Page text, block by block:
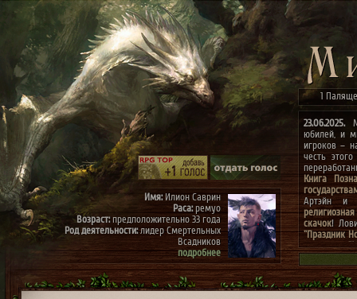
1
23.06.2025.
юбилей, и
игроков –
честь
Книга
Артэйн и
скачок!
"Праздник
конкурсах
архиве"(до
к
Имя:Илион Саврин
Раса:ремуо
Возраст:предположительно 33 года
Род деятельности:лидер Смертельных
Всадников
подробнее
Имя:Тэрис
Раса:ремуо
Возраст:предположительно 30 лет